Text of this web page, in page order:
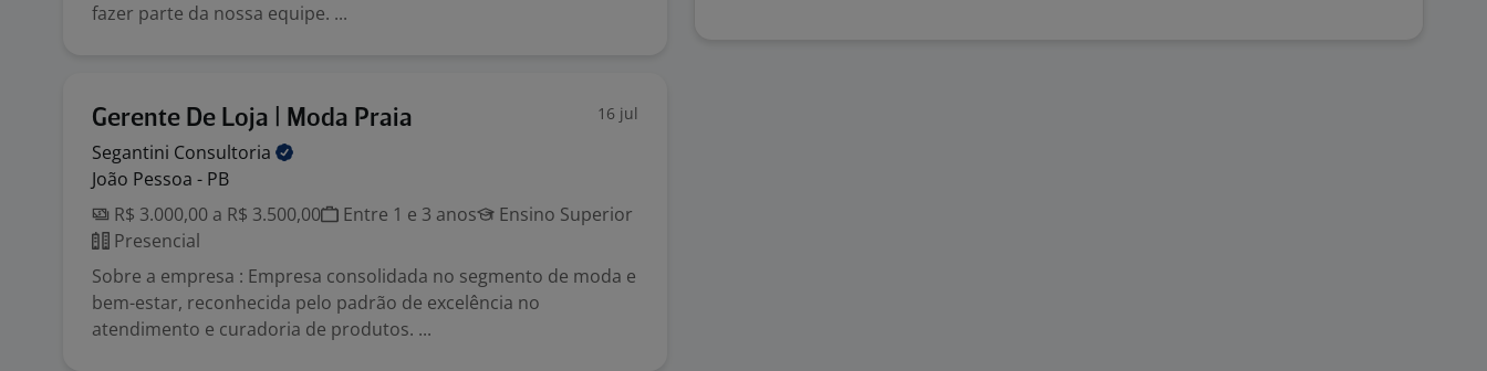
fazer parte da nossa equipe. ...
Gerente De Loja | Moda Praia 16 jul
Segantini Consultoria
João Pessoa - PB
R$ 3.000,00 a R$ 3.500,00
Entre 1 e 3 anos
Ensino Superior
Presencial
Sobre a empresa : Empresa consolidada no segmento de moda e
bem-estar, reconhecida pelo padrão de excelência no
atendimento e curadoria de produtos. ...